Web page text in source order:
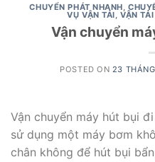
CHUYỂN PHÁT NHANH,
VỤ VẬN TẢI,VẬN
Vận chuyển
POSTED ON 23
Vận chuyển máy hút bụi
sử dụng một máy bơm
chân không để hút bụi